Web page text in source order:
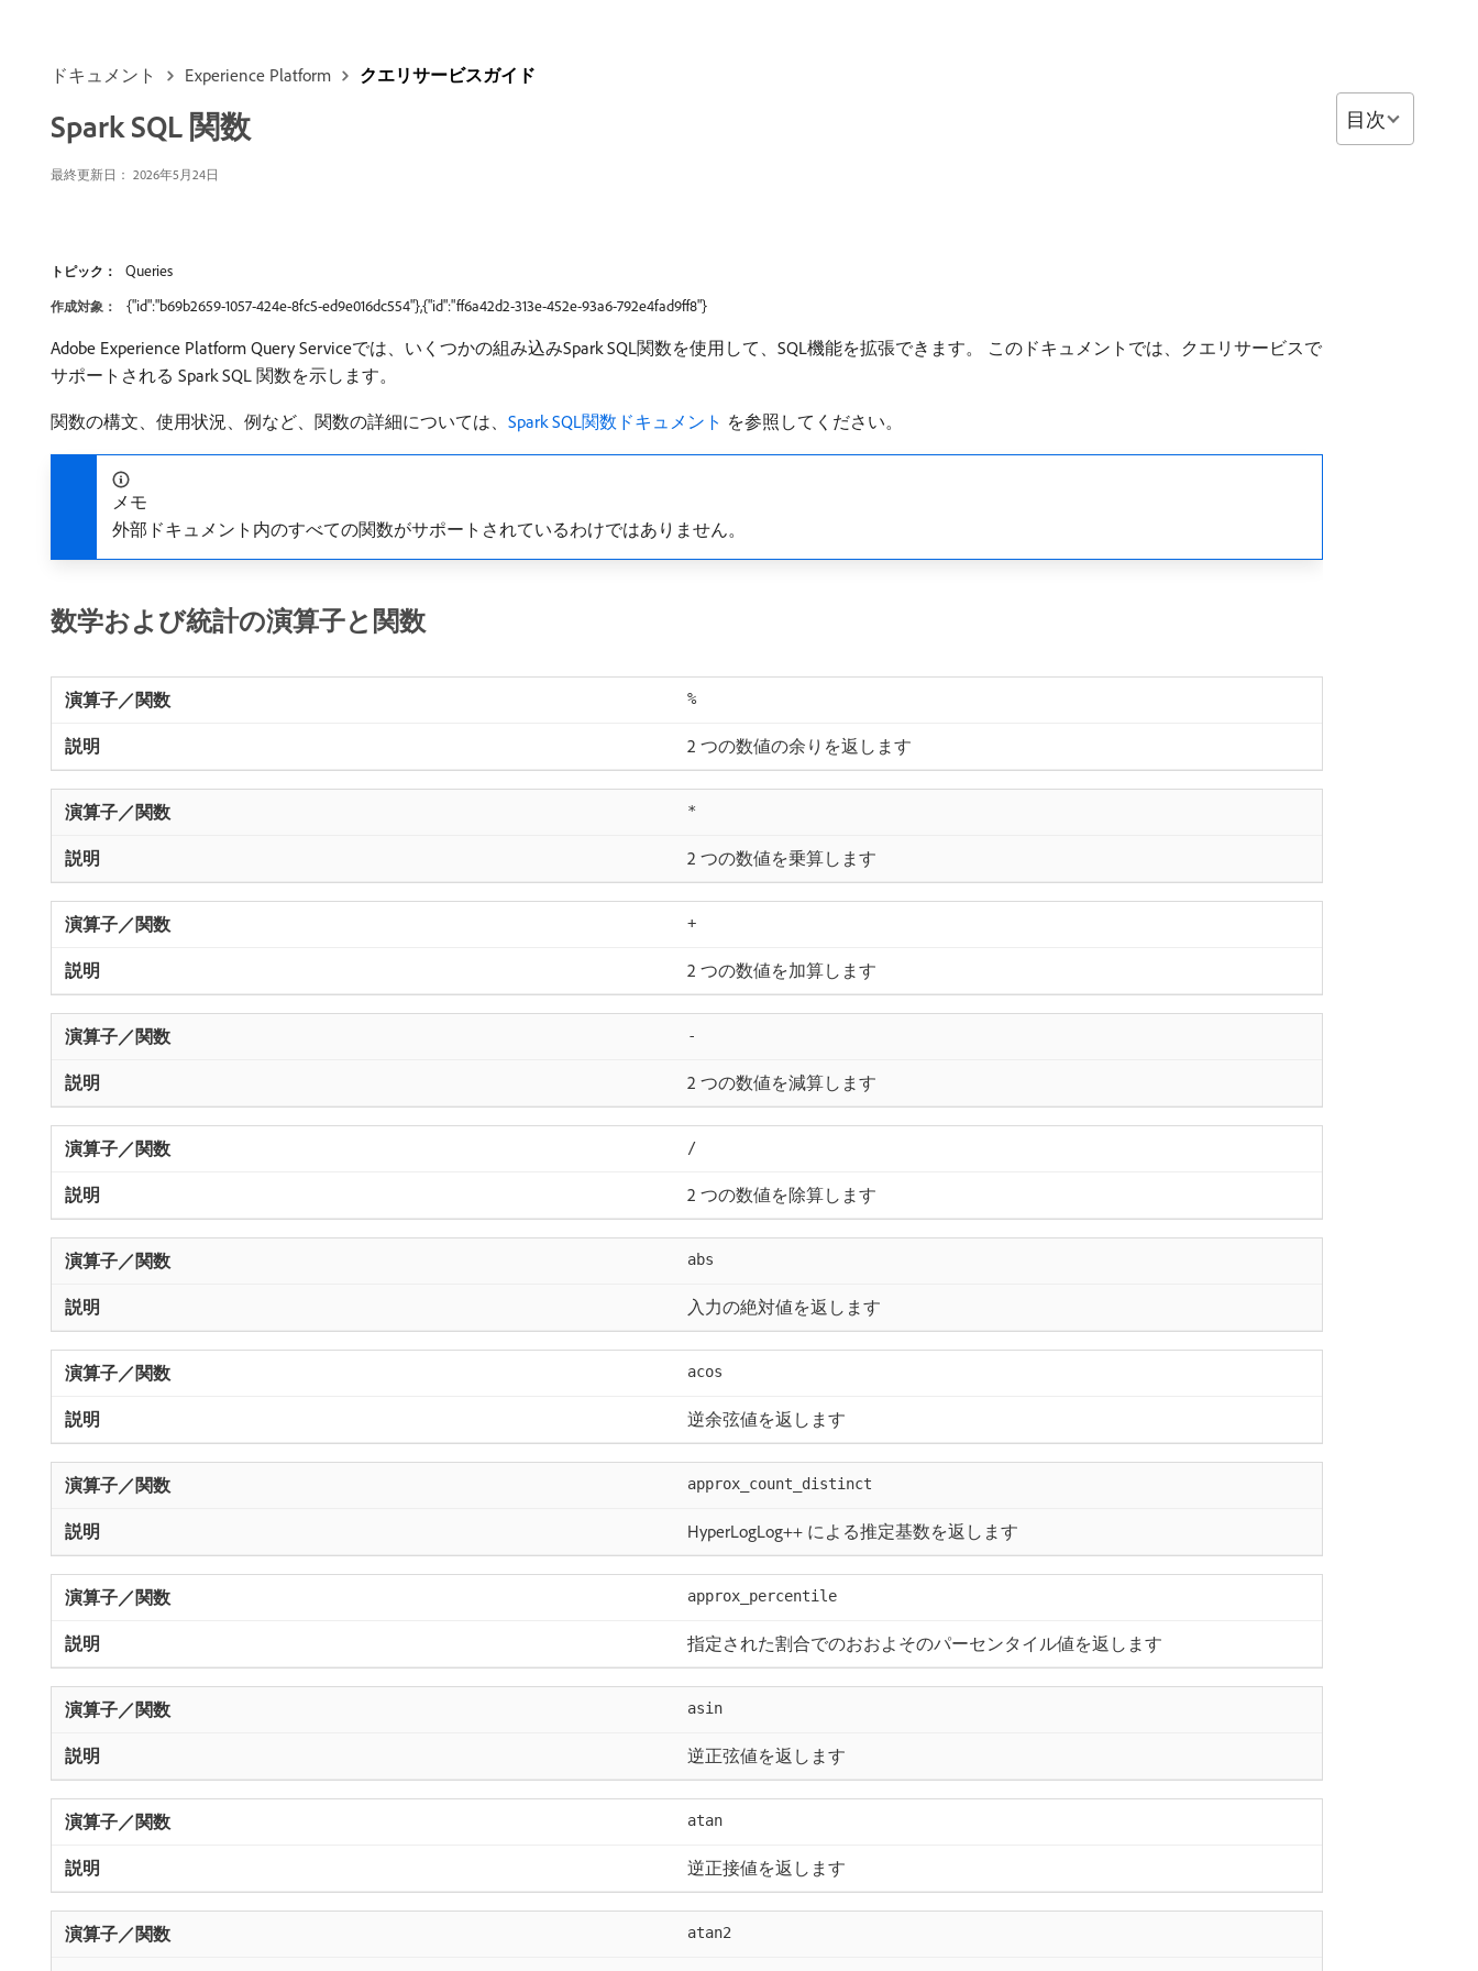
ドキュメント Experience Platform クエリサービスガイド
Spark SQL 関数
最終更新日： 2026年5月24日
トピック： Queries
作成対象： {"id":"b69b2659-1057-424e-8fc5-ed9e016dc554"},{"id":"ff6a42d2-313e-452e-93a6-792e4fad9ff8"}
Adobe Experience Platform Query Serviceでは、いくつかの組み込みSpark SQL関数を使用して、SQL機能を拡張できます。 このドキュメントでは、クエリサービスで
サポートされる Spark SQL 関数を示します。
関数の構文、使用状況、例など、関数の詳細については、 Spark SQL関数ドキュメント ​ を参照してください。
メモ
外部ドキュメント内のすべての関数がサポートされているわけではありません。
数学および統計の演算子と関数
%
2 つの数値の余りを返します
*
2 つの数値を乗算します
+
2 つの数値を加算します
-
2 つの数値を減算します
/
2 つの数値を除算します
abs
入力の絶対値を返します
acos
逆余弦値を返します
approx_count_distinct
HyperLogLog++ による推定基数を返します
approx_percentile
指定された割合でのおおよそのパーセンタイル値を返します
asin
逆正弦値を返します
atan
逆正接値を返します
atan2
目次